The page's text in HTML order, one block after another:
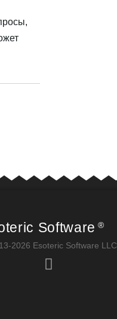
Software ®
2026 Esoteric Software LLC